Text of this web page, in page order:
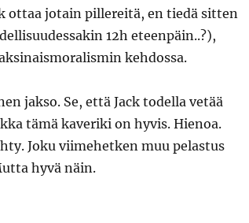
ottaa jotain pillereitä, en tiedä sitten
12h eteenpäin..?),
kehdossa.
jakso. Se, että Jack todella vetää
tämä kaveriki on hyvis. Hienoa.
Joku viimehetken muu pelastus
hyvä näin.